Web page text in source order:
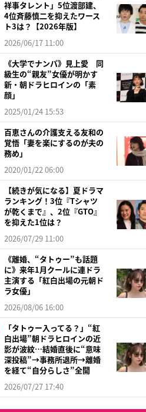
祥事タレント」5位渡部建、
4位斉藤慎二を抑えたワース
ト3は？【2026年版】
2026/06/17 11:00
《大学でナンパ》見上愛 同
級生の“親友”女優が明かす
新・朝ドラヒロインの「素
顔」
2025/01/24 15:53
百恵さんの介護支える友和の
覚悟「妻を楽にするのが夫の
務め」
2020/01/22 06:00
【続きが気になる】夏ドラマ
ランキング！3位『Tシャツ
が乾くまで』、2位『GTO』
を抑えた1位は？
2026/07/29 11:00
《離婚、“タトゥー”も話題
に》来年1月クールに連ドラ
主演する「紅白出場の元朝ド
ラ女優」
2026/08/06 16:00
「タトゥー入ってる？」“紅
白出場”朝ドラヒロインの近
影が波紋…結婚直後に“意味
深投稿”→事務所退所→離婚
を経て“自分らしさ”全開
2026/07/27 17:40